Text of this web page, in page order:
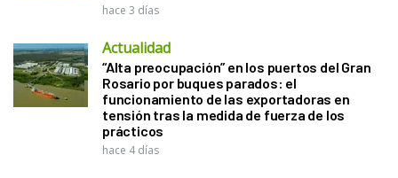
hace 3 días
Actualidad
“Alta preocupación” en los puertos del Gran
Rosario por buques parados: el
funcionamiento de las exportadoras en
tensión tras la medida de fuerza de los
prácticos
hace 4 días